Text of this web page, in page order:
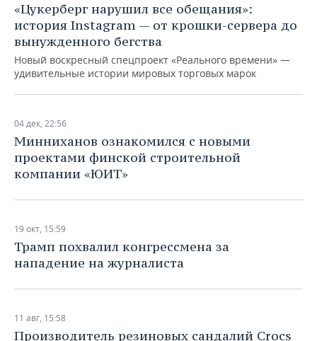
«Цукерберг нарушил все обещания»:
история Instagram — от крошки-сервера до
вынужденного бегства
Новый воскресный спецпроект «Реального времени» —
удивительные истории мировых торговых марок
04 дек, 22:56
Минниханов ознакомился с новыми
проектами финской строительной
компании «ЮИТ»
19 окт, 15:59
Трамп похвалил конгрессмена за
нападение на журналиста
11 авг, 15:58
Производитель резиновых сандалий Crocs